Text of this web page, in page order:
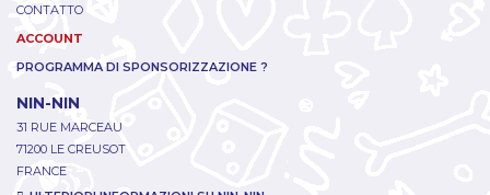
CONTATTO
ACCOUNT
PROGRAMMA DI SPONSORIZZAZIONE ?
NIN-NIN
31 RUE MARCEAU
71200 LE CREUSOT
FRANCE